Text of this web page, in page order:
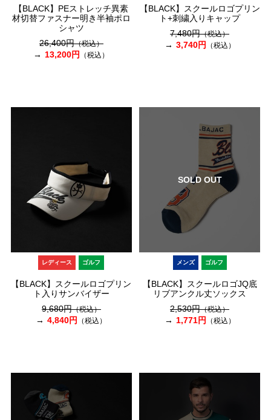
【BLACK】PEストレッチ異素
材切替ファスナー明き半袖ポロ
シャツ
26,400円（税込）
13,200円 （税込）
【BLACK】スクールロゴプリン
ト+刺繍入りキャップ
7,480円（税込）
3,740円 （税込）
レディース ゴルフ
【BLACK】スクールロゴプリン
ト入りサンバイザー
9,680円（税込）
4,840円 （税込）
SOLD OUT
メンズ ゴルフ
【BLACK】スクールロゴJQ底
リブアンクル丈ソックス
2,530円（税込）
1,771円 （税込）